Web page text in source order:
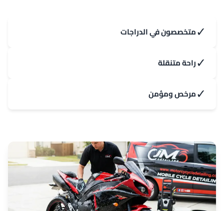
✓متخصصون في الدراجات
✓راحة متنقلة
✓مرخص ومؤمن